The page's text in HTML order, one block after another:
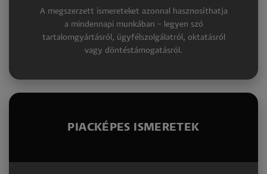
A megszerzett ismereteket azonnal hasznosíthatja
a mindennapi munkában – legyen szó
tartalomgyártásról, ügyfélszolgálatról, oktatásról
vagy döntéstámogatásról.
PIACKÉPES ISMERETEK